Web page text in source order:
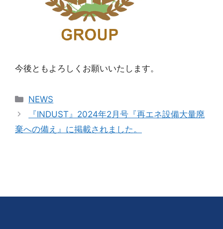
今後ともよろしくお願いいたします。
NEWS
『INDUST』2024年2月号『再エネ設備大量廃
棄への備え』に掲載されました。